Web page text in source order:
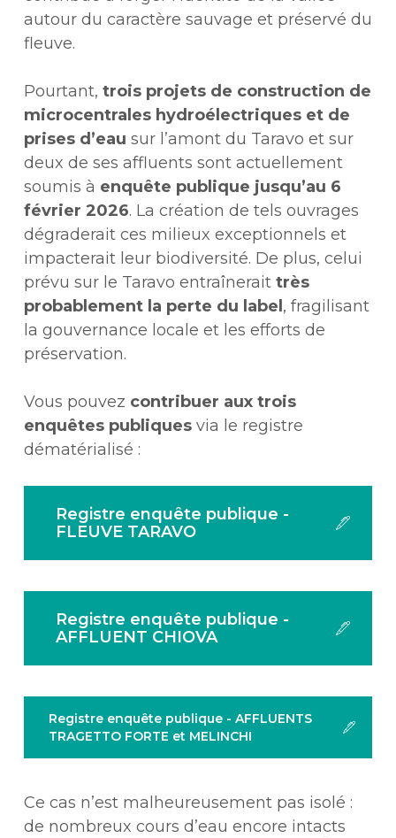
autour du caractère sauvage et préservé du
fleuve.
Pourtant, trois projets de construction de
microcentrales hydroélectriques et de
prises d’eau sur l’amont du Taravo et sur
deux de ses affluents sont actuellement
soumis à enquête publique jusqu’au 6
février 2026. La création de tels ouvrages
dégraderait ces milieux exceptionnels et
impacterait leur biodiversité. De plus, celui
prévu sur le Taravo entraînerait très
probablement la perte du label , fragilisant
la gouvernance locale et les efforts de
préservation.
Vous pouvez contribuer aux trois
enquêtes publiquesvia le registre
dématérialisé :
Registre enquête publique -
FLEUVE TARAVO
Registre enquête publique -
AFFLUENT CHIOVA
Registre enquête publique - AFFLUENTS
TRAGETTO FORTE et MELINCHI
Ce cas n’est malheureusement pas isolé :
de nombreux cours d’eau encore intacts